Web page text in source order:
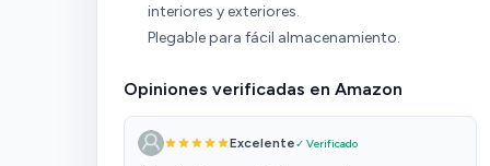
interiores y exteriores.
Plegable para fácil almacenamiento.
Opiniones verificadas en Amazon
Excelente✓ Verificado